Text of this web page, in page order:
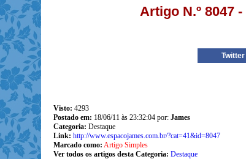
Artigo N.º 8047
Twitter
Visto: 4293
Postado em: 18/06/11 às 23:32:04 por: James
Categoria: Destaque
Link: http://www.espacojames.com.br/?cat=41&id=8047
Marcado como: Artigo Simples
Ver todos os artigos desta Categoria: Destaque